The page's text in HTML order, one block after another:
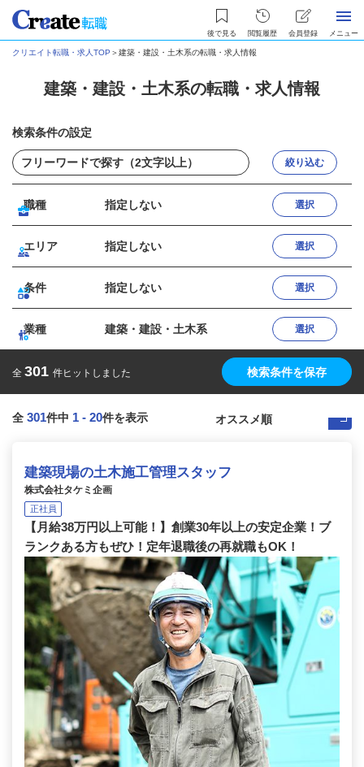
後で見る 閲覧履歴 会員登録 メニュー
クリエイト転職・求人TOP ＞建築・建設・土木系の転職・求人情報
建築・建設・土木系の転職・求人情報
検索条件の設定
絞り込む
職種 指定しない 選択
エリア 指定しない 選択
条件 指定しない 選択
業種 建築・建設・土木系 選択
全 301 件ヒットしました 検索条件を保存
全 301件中 1 - 20件を表示
建築現場の土木施工管理スタッフ
株式会社タケミ企画
正社員
【月給38万円以上可能！】創業30年以上の安定企業！ブ
ランクある方もぜひ！定年退職後の再就職もOK！